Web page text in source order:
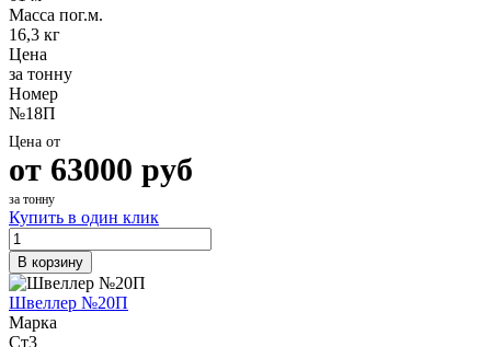
Масса пог.м.
16,3 кг
Цена
за тонну
Номер
№18П
Цена от
от 63000 руб
за тонну
Купить в один клик
В корзину
Швеллер №20П
Марка
Ст3